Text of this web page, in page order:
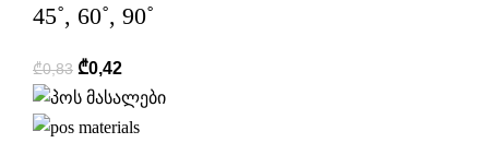
45˚, 60˚, 90˚
₾0,83 ₾0,42